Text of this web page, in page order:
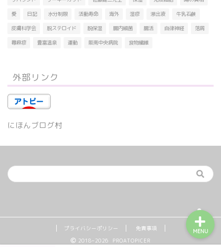
愛 日記 水分制限 活動寿命 海外 湿疹 滲出液 牛乳石鹸
皮膚科学会 脱ステロイド 脱保湿 腸内細菌 腸活 自律神経 落屑
蕁麻疹 豊富温泉 運動 阪南中央病院 食物繊維
外部リンク
にほんブログ村
プライバシーポリシー
免責事項
2018–2026 PROATOPICER
MENU
♡♥♡ 噂の真相 ③